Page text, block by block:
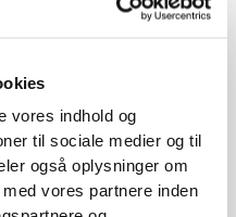
vores indhold og
til sociale medier og til
også oplysninger om
vores partnere inden